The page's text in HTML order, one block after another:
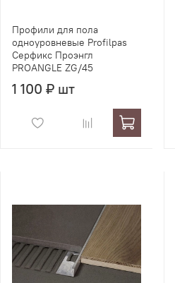
Профили для пола
одноуровневые Profilpas
Серфикс Проэнгл
PROANGLE ZG/45
1 100 ₽ шт